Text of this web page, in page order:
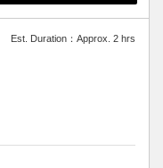
Est. Duration：Approx. 2 hrs